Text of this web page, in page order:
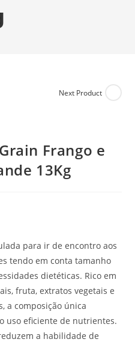
Next Product
Frango e
13Kg
para ir de encontro aos
tendo em conta tamanho
dietéticas. Rico em
fruta, extratos vegetais e
a composição única
uso eficiente de nutrientes.
a habilidade de